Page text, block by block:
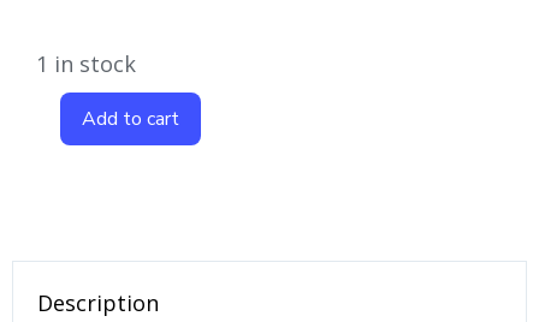
1 in stock
Add to cart
Description